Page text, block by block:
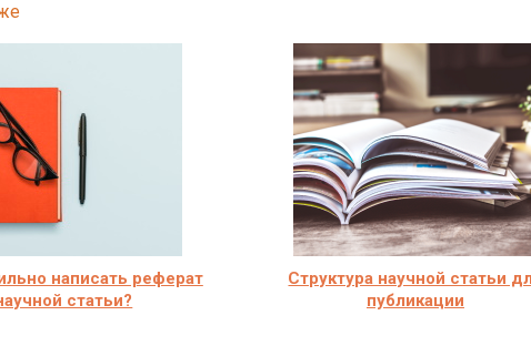
написать реферат
статьи?
Структура научной статьи
публикации